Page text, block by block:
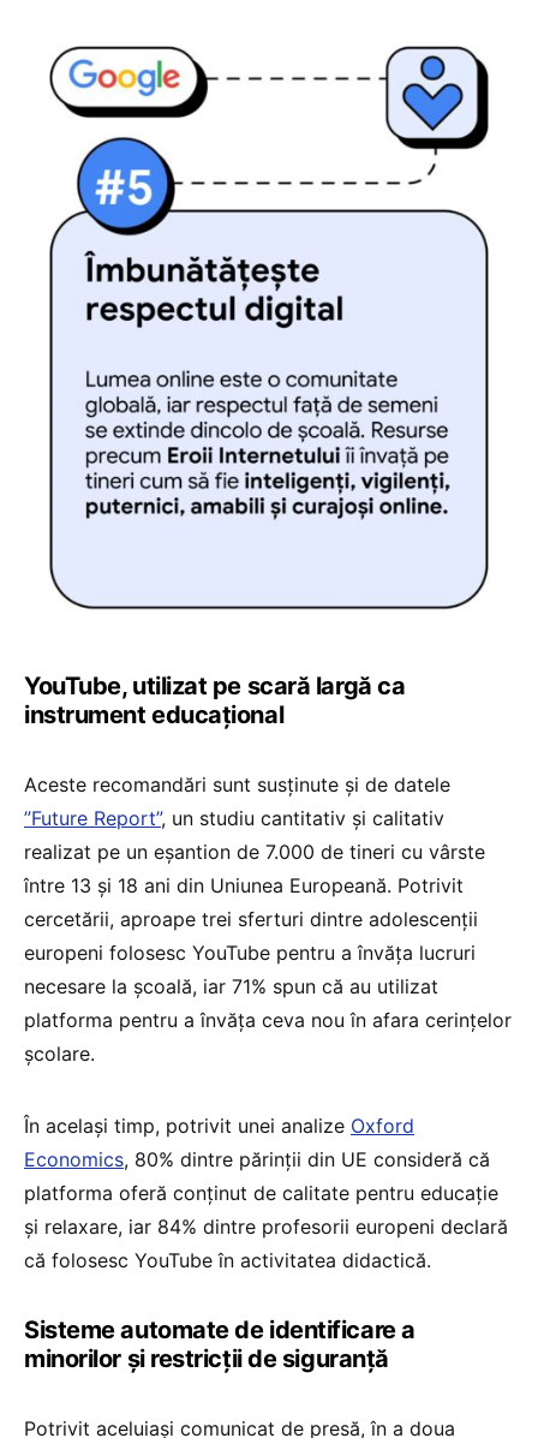
YouTube, utilizat pe scară largă ca
instrument educațional
Aceste recomandări sunt susținute și de datele
”Future Report”, un studiu cantitativ și calitativ
realizat pe un eșantion de 7.000 de tineri cu vârste
între 13 și 18 ani din Uniunea Europeană. Potrivit
cercetării, aproape trei sferturi dintre adolescenții
europeni folosesc YouTube pentru a învăța lucruri
necesare la școală, iar 71% spun că au utilizat
platforma pentru a învăța ceva nou în afara cerințelor
școlare.
În același timp, potrivit unei analize Oxford
Economics, 80% dintre părinții din UE consideră că
platforma oferă conținut de calitate pentru educație
și relaxare, iar 84% dintre profesorii europeni declară
că folosesc YouTube în activitatea didactică.
Sisteme automate de identificare a
minorilor și restricții de siguranță
Potrivit aceluiași comunicat de presă, în a doua